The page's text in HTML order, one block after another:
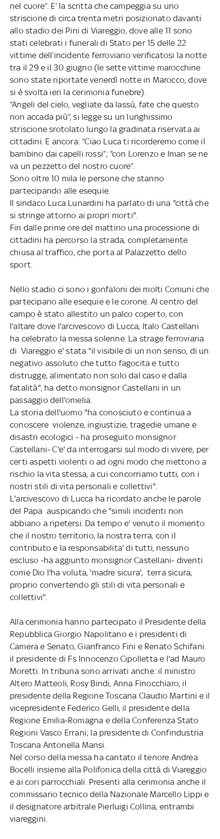
nel cuore”. E’ la scritta che campeggia su uno
striscione di circa trenta metri posizionato davanti
allo stadio dei Pini di Viareggio, dove alle 11 sono
stati celebrati i funerali di Stato per 15 delle 22
vittime dell’incidente ferroviario verificatosi la notte
tra il 29 e il 30 giugno (le sette vittime marocchine
sono state riportate venerdì notte in Marocco, dove
si è svolta ieri la cerimonia funebre).
“Angeli del cielo, vegliate da lassù, fate che questo
non accada più”, si legge su un lunghissimo
striscione srotolato lungo la gradinata riservata ai
cittadini. E ancora: “Ciao Luca ti ricorderemo come il
bambino dai capelli rossi”; “con Lorenzo e Iman se ne
va un pezzetto del nostro cuore”.
Sono oltre 10 mila le persone che stanno
partecipando alle esequie.
Il sindaco Luca Lunardini ha parlato di una "città che
si stringe attorno ai propri morti".
Fin dalle prime ore del mattino una processione di
cittadini ha percorso la strada, completamente
chiusa al traffico, che porta al Palazzetto dello
sport.
Nello stadio ci sono i gonfaloni dei molti Comuni che
partecipano alle esequie e le corone. Al centro del
campo è stato allestito un palco coperto, con
l'altare dove l'arcivescovo di Lucca, Italo Castellani
ha celebrato la messa solenne. La strage ferroviaria
di Viareggio e' stata "il visibile di un non senso, di un
negativo assoluto che tutto fagocita e tutto
distrugge, alimentato non solo dal caso e dalla
fatalità", ha detto monsignor Castellani in un
passaggio dell'omelia.
La storia dell'uomo "ha conosciuto e continua a
conoscere violenze, ingiustizie, tragedie umane e
disastri ecologici - ha proseguito monsignor
Castellani- C'e' da interrogarsi sul modo di vivere, per
certi aspetti violenti o ad ogni modo che mettono a
rischio la vita stessa, a cui concorriamo tutti, con i
nostri stili di vita personali e collettivi".
L'arcivescovo di Lucca ha ricordato anche le parole
del Papa auspicando che "simili incidenti non
abbiano a ripetersi. Da tempo e' venuto il momento
che il nostro territorio, la nostra terra, con il
contributo e la responsabilita' di tutti, nessuno
escluso -ha aggiunto monsignor Castellani- diventi
come Dio l'ha voluta, 'madre sicura', terra sicura,
proprio convertendo gli stili di vita personali e
collettivi".
Alla cerimonia hanno partecipato il Presidente della
Repubblica Giorgio Napolitano e i presidenti di
Camera e Senato, Gianfranco Fini e Renato Schifani.
il presidente di Fs Innocenzo Cipolletta e l'ad Mauro
Moretti. In tribuna sono arrivati anche: il ministro
Altero Matteoli, Rosy Bindi, Anna Finocchiaro, il
presidente della Regione Toscana Claudio Martini e il
vicepresidente Federico Gelli, il presidente della
Regione Emilia-Romagna e della Conferenza Stato
Regioni Vasco Errani; la presidente di Confindustria
Toscana Antonella Mansi.
Nel corso della messa ha cantato il tenore Andrea
Bocelli insieme alla Polifonica della città di Viareggio
e ai cori parrocchiali. Presenti alla cerimonia anche il
commissario tecnico della Nazionale Marcello Lippi e
il designatore arbitrale Pierluigi Collina, entrambi
viareggini.